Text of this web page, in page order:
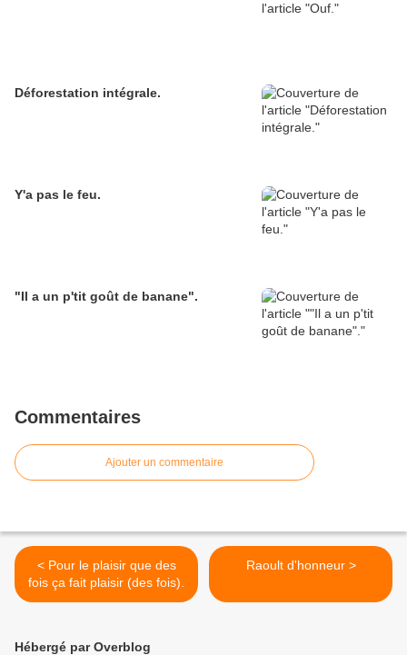
Déforestation intégrale.
Y'a pas le feu.
"Il a un p'tit goût de banane".
Commentaires
Ajouter un commentaire
< Pour le plaisir que des
fois ça fait plaisir (des fois).
Raoult d'honneur >
Hébergé par Overblog